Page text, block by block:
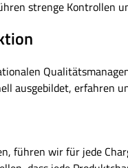
strenge Kontrollen
ausgebildet, erfahren
führen wir für jede